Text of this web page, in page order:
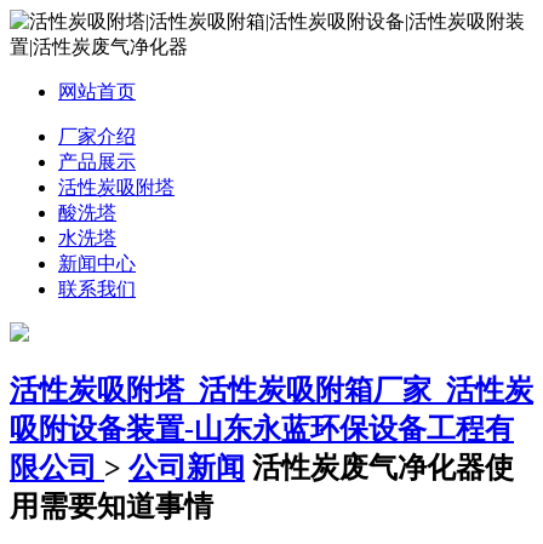
网站首页
厂家介绍
产品展示
活性炭吸附塔
酸洗塔
水洗塔
新闻中心
联系我们
活性炭吸附塔_活性炭吸附箱厂家_活性炭
吸附设备装置-山东永蓝环保设备工程有
限公司 > 公司新闻 活性炭废气净化器使
用需要知道事情